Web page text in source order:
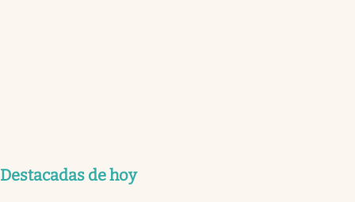
Destacadas de hoy